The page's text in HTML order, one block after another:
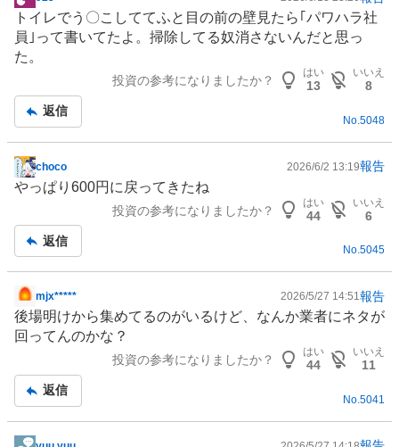
掲
示
板
記
トイレでう〇こしててふと目の前の壁見たら｢パワハラ社
員｣って書いてたよ。掃除してる奴消さないんだと思っ
た。
投資の参考になりましたか？
はい
13
いいえ
8
返信
No. 5048
掲
示
事
choco 2026/6/2 13:19報告
やっぱり600円に戻ってきたね
投資の参考になりましたか？
はい
44
いいえ
6
返信
No.5045
掲
示
板
mjx***** 2026/5/27 14:51報告
後場明けから集めてるのがいるけど、なんか業者にネタが
回ってんのかな？
投資の参考になりましたか？
はい
44
いいえ
11
返信
No. 5041